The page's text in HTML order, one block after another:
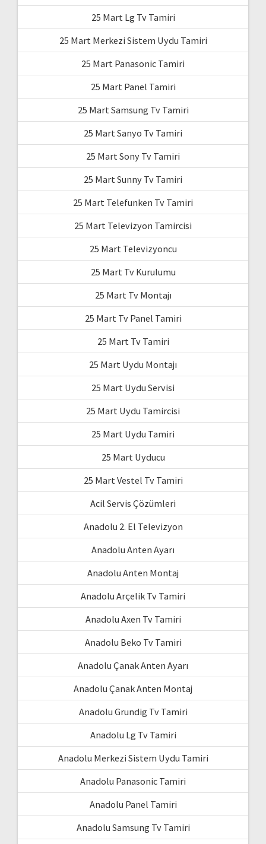
25 Mart Lg Tv Tamiri
25 Mart Merkezi Sistem Uydu Tamiri
25 Mart Panasonic Tamiri
25 Mart Panel Tamiri
25 Mart Samsung Tv Tamiri
25 Mart Sanyo Tv Tamiri
25 Mart Sony Tv Tamiri
25 Mart Sunny Tv Tamiri
25 Mart Telefunken Tv Tamiri
25 Mart Televizyon Tamircisi
25 Mart Televizyoncu
25 Mart Tv Kurulumu
25 Mart Tv Montajı
25 Mart Tv Panel Tamiri
25 Mart Tv Tamiri
25 Mart Uydu Montajı
25 Mart Uydu Servisi
25 Mart Uydu Tamircisi
25 Mart Uydu Tamiri
25 Mart Uyducu
25 Mart Vestel Tv Tamiri
Acil Servis Çözümleri
Anadolu 2. El Televizyon
Anadolu Anten Ayarı
Anadolu Anten Montaj
Anadolu Arçelik Tv Tamiri
Anadolu Axen Tv Tamiri
Anadolu Beko Tv Tamiri
Anadolu Çanak Anten Ayarı
Anadolu Çanak Anten Montaj
Anadolu Grundig Tv Tamiri
Anadolu Lg Tv Tamiri
Anadolu Merkezi Sistem Uydu Tamiri
Anadolu Panasonic Tamiri
Anadolu Panel Tamiri
Anadolu Samsung Tv Tamiri